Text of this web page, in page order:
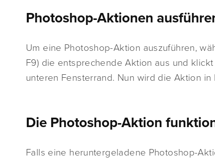
Photoshop-Aktionen
Um eine Photoshop-Aktion auszuführen,
F9) die entsprechende Aktion aus und
unteren Fensterrand. Nun wird die Aktion in
Die Photoshop-Aktion
Falls eine heruntergeladene Photoshop-